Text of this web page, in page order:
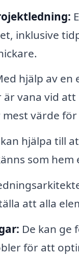
inklusive
hjälp av en
vana vid
värde
kan hjälpa till
som hem
att alla
De kan ge
för att